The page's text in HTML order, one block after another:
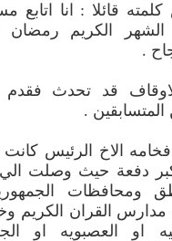
قائلا : انا اتابع
الكريم رمضان
.
قد تحدث فقدم
.
الاخ الرئيس
ومحافظات
القران الكريم
او العصبويه او